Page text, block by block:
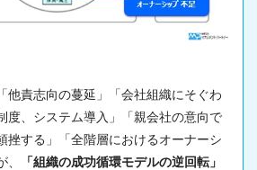
他責志向の蔓延」「会社組織にそぐわ
度、システム導入」「親会社の意向で
挫する」「全階層におけるオーナーシ
、
「組織の成功循環モデルの逆回転」